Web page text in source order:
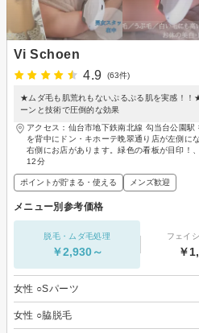
Vi Schoen
4.9
(63件)
★ムダ毛も肌荒れもないぷるぷる肌を実感！
ーンと技術で圧倒的な効果
アクセス：仙台市地下鉄南北線 勾当台公園
を背中にドン・キホーテ晩翠通り店が左側に
右側にお店があります。緑色の看板が目印！
12分
ポイントが貯まる・使える メンズ歓迎
メニュー別参考価格
脱毛・ムダ毛処理
￥2,930～
フェイ
￥
女性 ○Sパーツ
女性 ○脇脱毛